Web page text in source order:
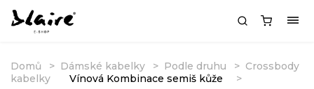
Domů Dámské kabelky Podle druhu
Crossbody
kabelky
Vínová Kombinace semiš kůže